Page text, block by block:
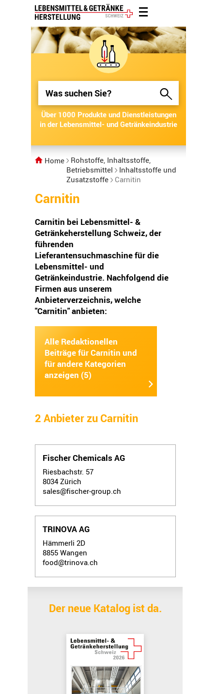
Über 1000 Produkte und Dienstleistungen
in der Lebensmittel- und Getränkeindustrie
Über 1000 Produkte und Dienstleistungen
in der Lebensmittel- und Getränkeindustrie
Home
Rohstoffe, Inhaltsstoffe,
Betriebsmittel
Inhaltsstoffe und
Zusatzstoffe Carnitin
Carnitin
Carnitin bei Lebensmittel- &
Getränkeherstellung Schweiz, der
führenden
Lieferantensuchmaschine für die
Lebensmittel- und
Getränkeindustrie. Nachfolgend die
Firmen aus unserem
Anbieterverzeichnis, welche
"Carnitin" anbieten:
Alle Redaktionellen
Beiträge für Carnitin und
für andere Kategorien
anzeigen (5)
2 Anbieter zu Carnitin
Fischer Chemicals AG
Riesbachstr. 57
8034 Zürich
sales@fischer-group.ch
TRINOVA AG
Hämmerli 2D
8855 Wangen
food@trinova.ch
Der neue Katalog ist da.